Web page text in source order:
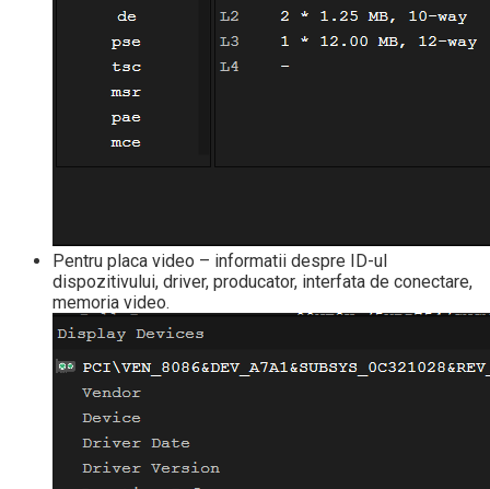
Pentru placa video – informatii despre ID-ul
dispozitivului, driver, producator, interfata de conectare,
memoria video.